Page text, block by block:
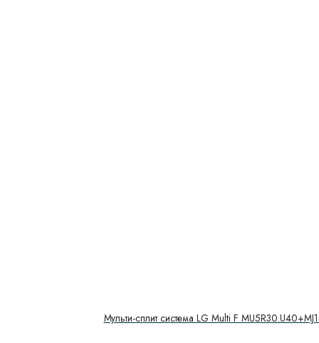
Мульти-сплит система LG Multi F